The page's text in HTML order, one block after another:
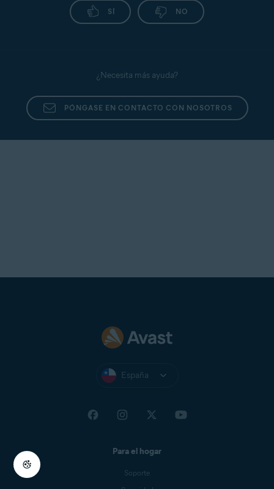
SÍ NO
¿Necesita más ayuda?
PÓNGASE EN CONTACTO CON NOSOTROS
España
Para el hogar
Soporte